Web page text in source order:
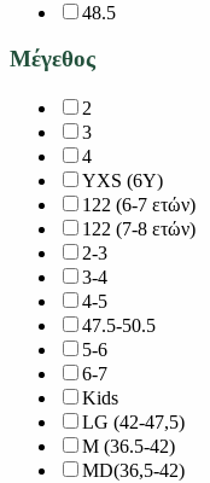
48.5
Μέγεθος
2
3
4
YXS (6Y)
122 (6-7 ετών)
122 (7-8 ετών)
2-3
3-4
4-5
47.5-50.5
5-6
6-7
Kids
LG (42-47,5)
M (36.5-42)
MD(36,5-42)